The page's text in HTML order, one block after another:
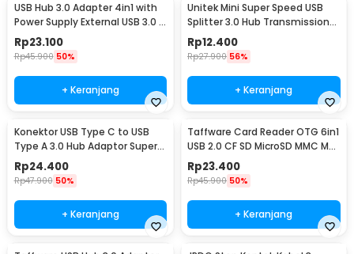
USB Hub 3.0 Adapter 4in1 with
Power Supply External USB 3.0 4
Port - UH-103U3
Rp23.100
Rp45.900 50%
+ Keranjang
Unitek Mini Super Speed USB
Splitter 3.0 Hub Transmission
Portable 3 Port - Y-2153
Rp12.400
Rp27.900 56%
+ Keranjang
Konektor USB Type C to USB
Type A 3.0 Hub Adaptor Super
Speed 5Gbps 4 Port - RXD-
103U3
Rp24.400
Rp47.900 50%
+ Keranjang
Taffware Card Reader OTG 6in1
USB 2.0 CF SD MicroSD MMC MS
XD Card - SHTC-08
Rp23.400
Rp45.900 50%
+ Keranjang